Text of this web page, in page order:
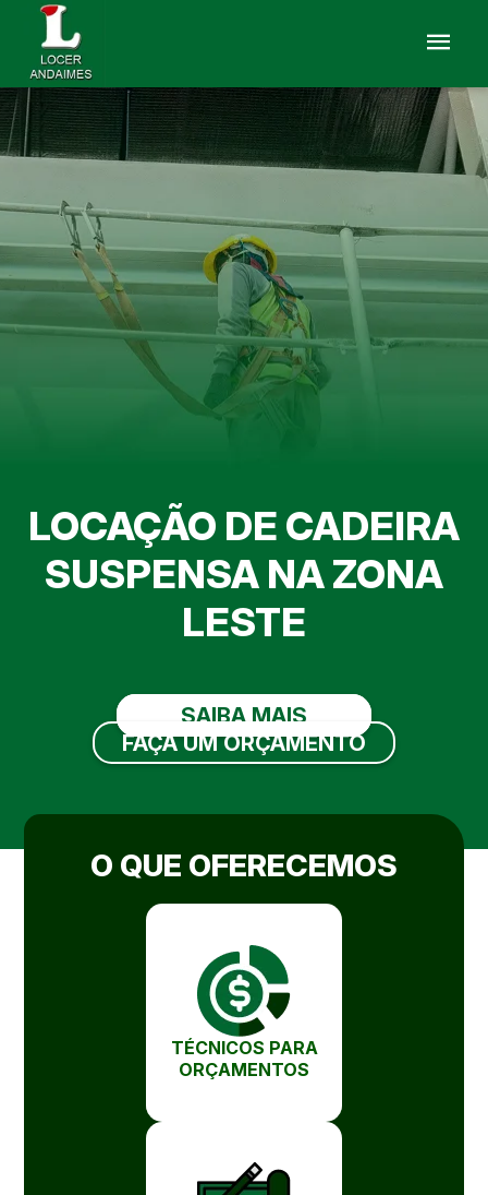
LOCAÇÃO DE CADEIRA
SUSPENSA NA ZONA
LESTE
SAIBA MAIS
FAÇA UM ORÇAMENTO
O QUE OFERECEMOS
TÉCNICOS PARA
ORÇAMENTOS